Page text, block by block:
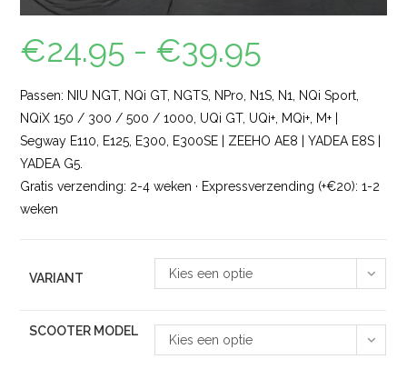
€24.95 - €39.95
Passen: NIU NGT, NQi GT, NGTS, NPro, N1S, N1, NQi Sport,
NQiX 150 / 300 / 500 / 1000, UQi GT, UQi+, MQi+, M+ |
Segway E110, E125, E300, E300SE | ZEEHO AE8 | YADEA E8S |
YADEA G5.
Gratis verzending: 2-4 weken · Expressverzending (+€20): 1-2
weken
VARIANT Kies een optie
SCOOTER MODEL
Kies een optie